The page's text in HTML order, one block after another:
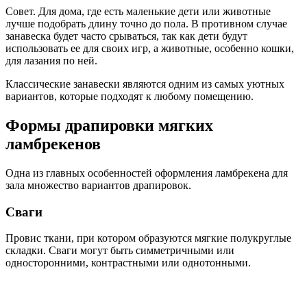
Совет. Для дома, где есть маленькие дети или животные
лучше подобрать длину точно до пола. В противном случае
занавеска будет часто срываться, так как дети будут
использовать ее для своих игр, а животные, особенно кошки,
для лазания по ней.
Классические занавески являются одним из самых уютных
вариантов, которые подходят к любому помещению.
Формы драпировки мягких
ламбрекенов
Одна из главных особенностей оформления ламбрекена для
зала множество вариантов драпировок.
Сваги
Провис ткани, при котором образуются мягкие полукруглые
складки. Сваги могут быть симметричными или
односторонними, контрастными или однотонными.